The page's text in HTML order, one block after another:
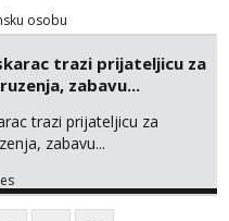
osobu
trazi prijateljicu za
zabavu...
trazi prijateljicu za
zabavu...